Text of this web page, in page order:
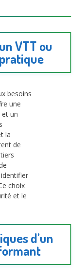
VTT ou
besoins
une
et un
la
de
choix
et le
d’un